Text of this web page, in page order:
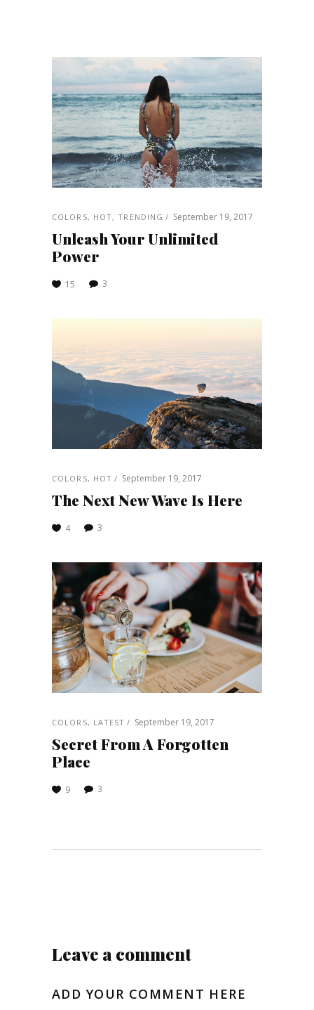
COLORS, HOT,TRENDING September 19, 2017
Unleash Your Unlimited
Power
15 3
COLORS, HOT September 19, 2017
The Next New Wave Is Here
4 3
COLORS, LATEST September 19, 2017
Secret From A Forgotten
Place
9 3
Leave a comment
ADD YOUR COMMENT HERE